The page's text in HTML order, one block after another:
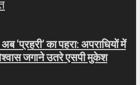
‘प्रहरी’ का पहरा: अपराधियों में
जगाने उतरे एसपी मुकेश